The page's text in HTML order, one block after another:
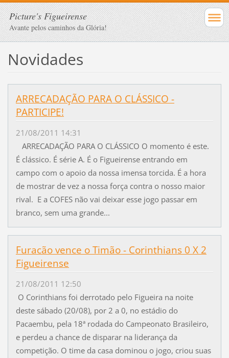
Picture's Figueirense
Avante pelos caminhos da Glória!
Novidades
ARRECADAÇÃO PARA O CLÁSSICO -
PARTICIPE!
21/08/2011 14:31
ARRECADAÇÃO PARA O CLÁSSICO O momento é este.
É clássico. É série A. É o Figueirense entrando em
campo com o apoio da nossa imensa torcida. É a hora
de mostrar de vez a nossa força contra o nosso maior
rival. E a COFES não vai deixar esse jogo passar em
branco, sem uma grande...
Furacão vence o Timão - Corinthians 0 X 2
Figueirense
21/08/2011 12:50
O Corinthians foi derrotado pelo Figueira na noite
deste sábado (20/08), por 2 a 0, no estádio do
Pacaembu, pela 18ª rodada do Campeonato Brasileiro,
e perdeu a chance de disparar na liderança da
competição. O time da casa dominou o jogo, criou suas